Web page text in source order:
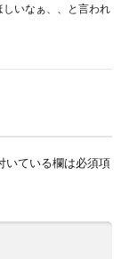
しいなぁ、、と言われ
いている欄は必須項